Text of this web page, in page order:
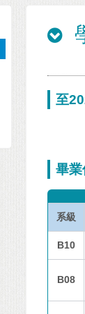
至
畢
系級
B10
B08